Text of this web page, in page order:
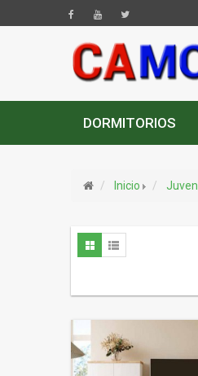
DORMITORIOS
Inicio